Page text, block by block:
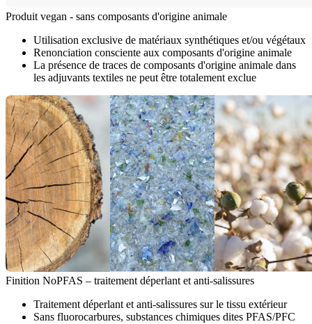
Produit vegan - sans composants d'origine animale
Utilisation exclusive de matériaux synthétiques et/ou végétaux
Renonciation consciente aux composants d'origine animale
La présence de traces de composants d'origine animale dans
les adjuvants textiles ne peut être totalement exclue
Finition NoPFAS – traitement déperlant et anti-salissures
Traitement déperlant et anti-salissures sur le tissu extérieur
Sans fluorocarbures, substances chimiques dites PFAS/PFC